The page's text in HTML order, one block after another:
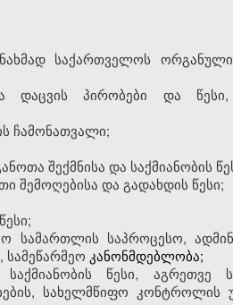
საქართველოს
დაცვის პირობები და
ჩამონათვალი;
შექმნისა და საქმიანობის
შემოღებისა და გადახდის წესი;
სამართლის საპროცესო,
კანონმდებლობა;
წესი, აგრეთვე
სახელმწიფო კონტროლის